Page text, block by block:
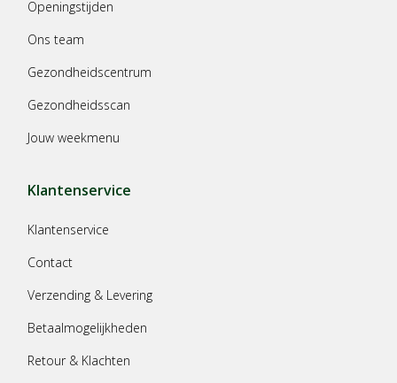
Openingstijden
Ons team
Gezondheidscentrum
Gezondheidsscan
Jouw weekmenu
Klantenservice
Klantenservice
Contact
Verzending & Levering
Betaalmogelijkheden
Retour & Klachten